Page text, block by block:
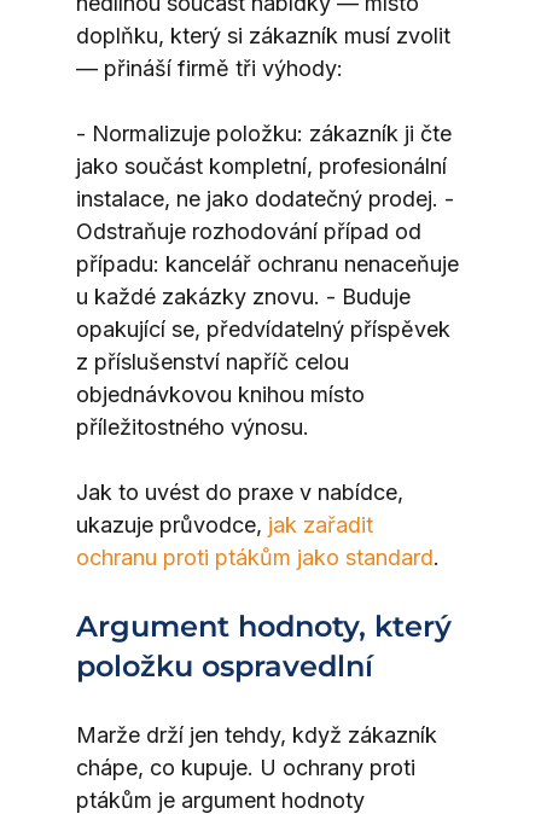
doplňku, který si zákazník musí zvolit
— přináší firmě tři výhody:
- Normalizuje položku: zákazník ji čte
jako součást kompletní, profesionální
instalace, ne jako dodatečný prodej. -
Odstraňuje rozhodování případ od
případu: kancelář ochranu nenaceňuje
u každé zakázky znovu. - Buduje
opakující se, předvídatelný příspěvek
z příslušenství napříč celou
objednávkovou knihou místo
příležitostného výnosu.
Jak to uvést do praxe v nabídce,
ukazuje průvodce, jak zařadit
ochranu proti ptákům jako standard.
Argument hodnoty, který
položku ospravedlní
Marže drží jen tehdy, když zákazník
chápe, co kupuje. U ochrany proti
ptákům je argument hodnoty